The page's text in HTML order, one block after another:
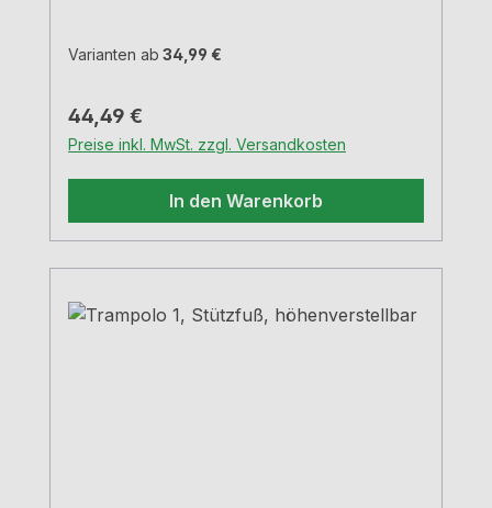
Varianten ab 34,99 €
Regulärer Preis:
44,49 €
Preise inkl. MwSt. zzgl. Versandkosten
In den Warenkorb